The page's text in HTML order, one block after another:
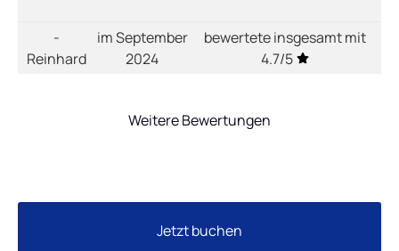
-
Reinhard
im September
2024
bewertete insgesamt mit
4.7/5
Weitere Bewertungen
Jetzt buchen